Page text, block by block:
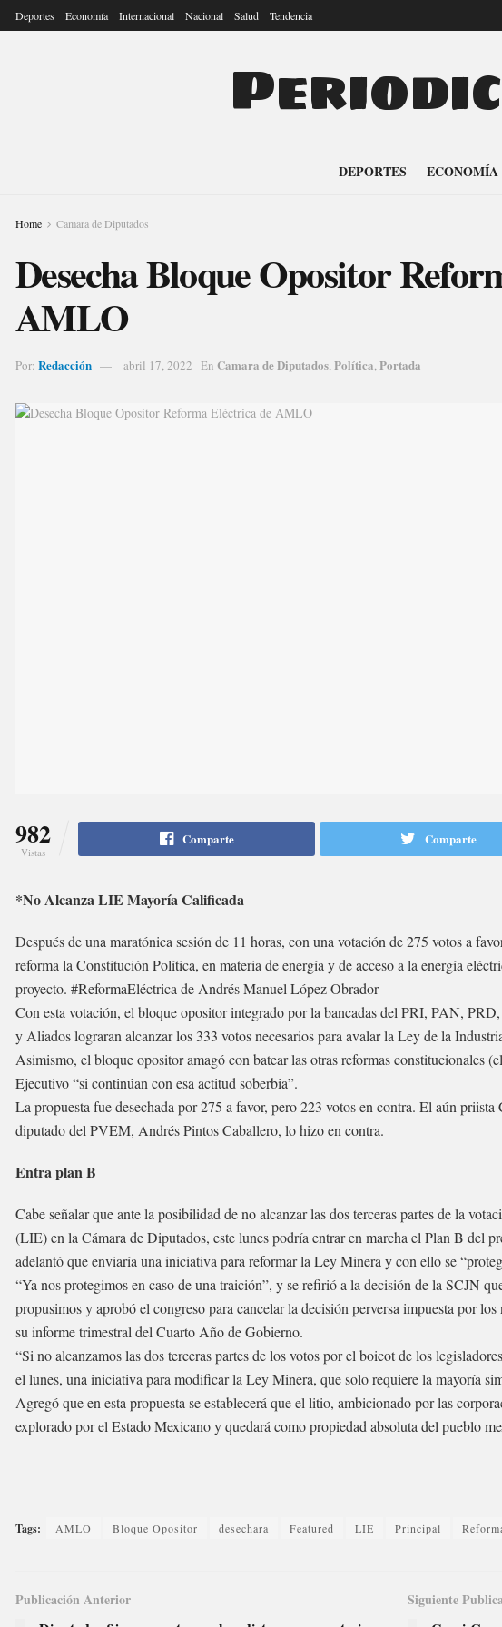
Deportes Economía Internacional Nacional Salud Tendencia
DEPORTES ECONOMÍA
Home Camara de Diputados
Desecha Bloque Opositor
AMLO
Por: Redacción abril 17, 2022 En Camara de Diputados,Política,Portada
982
Vistas
Comparte Comparte
*No Alcanza LIE Mayoría Calificada
Después de una maratónica sesión de 11 horas, con una votación de 275 votos a
reforma la Constitución Política, en materia de energía y de acceso a la energía
proyecto. #ReformaEléctrica de Andrés Manuel López Obrador
Con esta votación, el bloque opositor integrado por la bancadas del PRI, PAN,
y Aliados lograran alcanzar los 333 votos necesarios para avalar la Ley de la
Asimismo, el bloque opositor amagó con batear las otras reformas constitucionales
Ejecutivo “si continúan con esa actitud soberbia”.
La propuesta fue desechada por 275 a favor, pero 223 votos en contra. El aún
diputado del PVEM, Andrés Pintos Caballero, lo hizo en contra.
Entra plan B
Cabe señalar que ante la posibilidad de no alcanzar las dos terceras partes de la
(LIE) en la Cámara de Diputados, este lunes podría entrar en marcha el Plan B del
adelantó que enviaría una iniciativa para reformar la Ley Minera y con ello se
“Ya nos protegimos en caso de una traición”, y se refirió a la decisión de la SCJN
propusimos y aprobó el congreso para cancelar la decisión perversa impuesta por
su informe trimestral del Cuarto Año de Gobierno.
“Si no alcanzamos las dos terceras partes de los votos por el boicot de los
el lunes, una iniciativa para modificar la Ley Minera, que solo requiere la mayoría
Agregó que en esta propuesta se establecerá que el litio, ambicionado por las
explorado por el Estado Mexicano y quedará como propiedad absoluta del pueblo
Tags: AMLO Bloque Opositor desechara Featured LIE Principal
Publicación Anterior Siguiente